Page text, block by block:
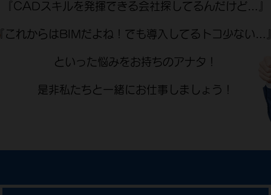
『CADスキルを発揮できる会社探してるんだけど…』
これからはBIMだよね！でも導入してるトコ少ない…
といった悩みをお持ちのアナタ！
是非私たちと一緒にお仕事しましょう！